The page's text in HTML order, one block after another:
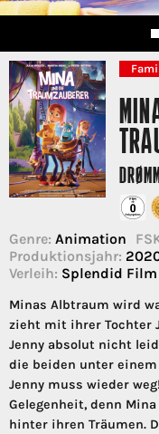
Genre: Animation
Produktionsjahr:
Verleih: Splendid Film
Minas Albtraum wird
zieht mit ihrer Tochter
Jenny absolut nicht
die beiden unter
Jenny muss wieder
Gelegenheit, denn
hinter ihren Träumen.